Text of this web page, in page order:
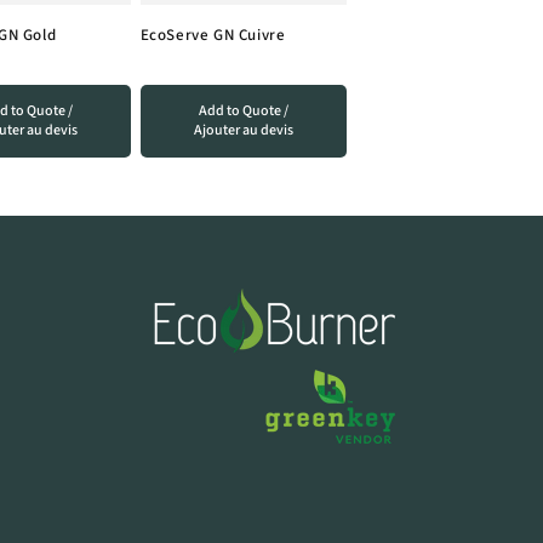
Gold
to Quote /
au devis
EcoServe GN Cuivre
Add to Quote /
Ajouter au devis